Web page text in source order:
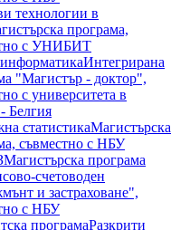
технологии в
програма,
с УНИБИТ
Интегрирана
"Магистър - доктор",
с университета в
Белгия
статистикаМагистърска
съвместно с НБУ
Магистърска програма
счетоводен
и застраховане",
с НБУ
програмаРазкрити